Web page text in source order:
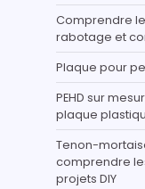
Comprendre
rabotage et
Plaque pour
PEHD sur
plaque
Tenon-
comprendre
projets DIY